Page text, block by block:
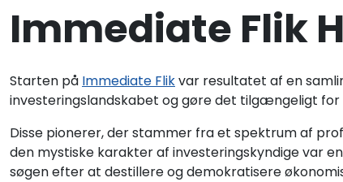
Immediate Flik
Starten på Immediate Flikvar resultatet af en
investeringslandskabet og gøre det tilgængeligt for
Disse pionerer, der stammer fra et spektrum af
den mystiske karakter af investeringskyndige var
søgen efter at destillere og demokratisere